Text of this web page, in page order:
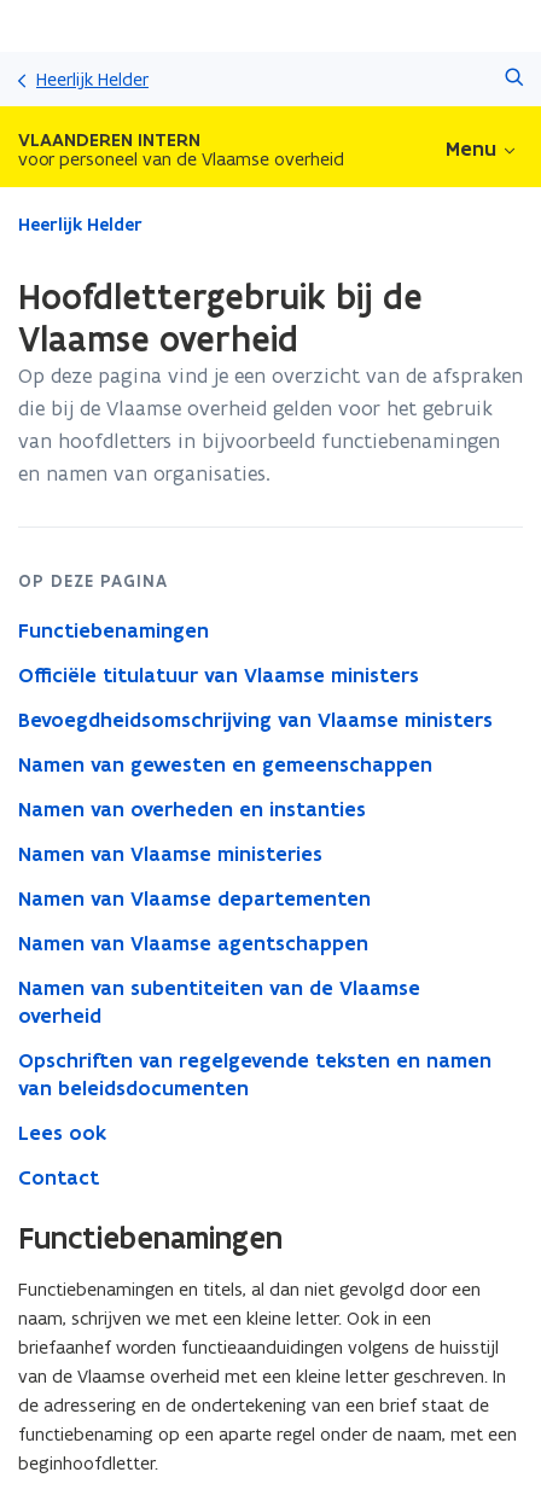
inhoud
Heerlijk Helder
VLAANDEREN INTERN
voor personeel van de Vlaamse overheid Menu
Gedaan
bevindt
zich
op:
Hoofdlettergebruik
Vlaamse
Heerlijk Helder
Hoofdlettergebruik bij de
Vlaamse overheid
Op deze pagina vind je een overzicht van de afspraken
die bij de Vlaamse overheid gelden voor het gebruik
van hoofdletters in bijvoorbeeld functiebenamingen
en namen van organisaties.
OP DEZE PAGINA
Functiebenamingen
Officiële titulatuur van Vlaamse ministers
Bevoegdheidsomschrijving van Vlaamse ministers
Namen van gewesten en gemeenschappen
Namen van overheden en instanties
Namen van Vlaamse ministeries
Namen van Vlaamse departementen
Namen van Vlaamse agentschappen
Namen van subentiteiten van de Vlaamse
overheid
Opschriften van regelgevende teksten en namen
van beleidsdocumenten
Lees ook
Contact
Functiebenamingen
Functiebenamingen en titels, al dan niet gevolgd door een
naam, schrijven we met een kleine letter. Ook in een
briefaanhef worden functieaanduidingen volgens de huisstijl
van de Vlaamse overheid met een kleine letter geschreven. In
de adressering en de ondertekening van een brief staat de
functiebenaming op een aparte regel onder de naam, met een
beginhoofdletter.